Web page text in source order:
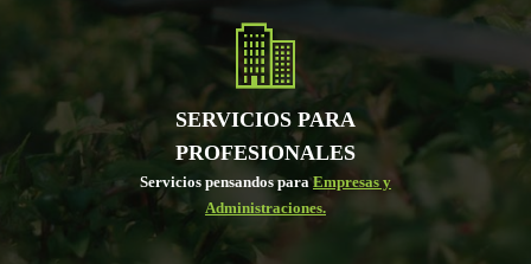
SERVICIOS PARA
PROFESIONALES
Servicios pensandos paraEmpresas y
Administraciones.